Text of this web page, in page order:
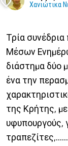
Χανιώτικα
Τρία
Μέσων
διάστηµα δύο
ένα την
της Κρήτης,
υφυπουργούς,